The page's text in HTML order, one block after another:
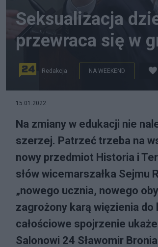
Seksualizacja
przewraca się w
Redakcja NA WEEKEND
15.01.2022
Na zmiany w edukacji nie
szerzej. Patrzeć trzeba na
nowy przedmiot Historia i
słów wicemarszałka Sejmu
„nowego ucznia, nowego
zagrożony karą więzienia
całościowe spojrzenie
Salonowi 24 Sławomir